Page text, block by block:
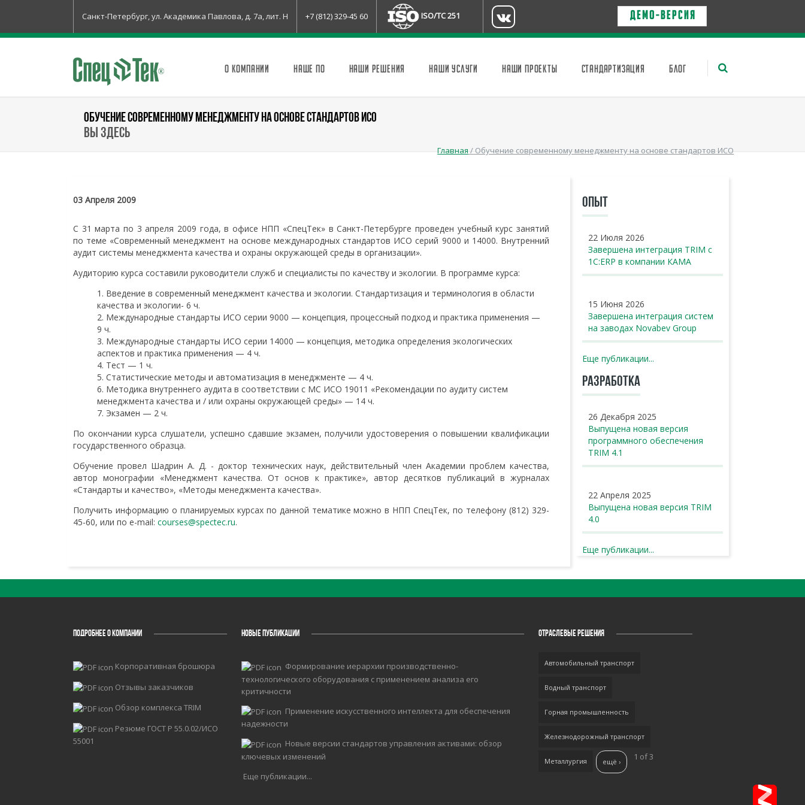
Санкт-Петербург, ул. Академика Павлова, д. 7а, лит. Н +7 (812) 329-45 60 ISO/TC 251 Д Е М О - в е р с и я
О КОМПАНИИ НАШЕ ПО НАШИ РЕШЕНИЯ НАШИ УСЛУГИ НАШИ ПРОЕКТЫ СТАНДАРТИЗАЦИЯ БЛОГ
ОБУЧЕНИЕ СОВРЕМЕННОМУ МЕНЕДЖМЕНТУ НА ОСНОВЕ СТАНДАРТОВ ИСО
Вы здесь
Главная/Обучение современному менеджменту на основе стандартов ИСО
03 Апреля 2009
С 31 марта по 3 апреля 2009 года, в офисе НПП «СпецТек» в Санкт-Петербурге проведен учебный курс занятий
по теме «Современный менеджмент на основе международных стандартов ИСО серий 9000 и 14000. Внутренний
аудит системы менеджмента качества и охраны окружающей среды в организации».
Аудиторию курса составили руководители служб и специалисты по качеству и экологии. В программе курса:
Введение в современный менеджмент качества и экологии. Стандартизация и терминология в области
качества и экологии- 6 ч.
Международные стандарты ИСО серии 9000 — концепция, процессный подход и практика применения —
9 ч.
Международные стандарты ИСО серии 14000 — концепция, методика определения экологических
аспектов и практика применения — 4 ч.
Тест — 1 ч.
Статистические методы и автоматизация в менеджменте — 4 ч.
Методика внутреннего аудита в соответствии с МС ИСО 19011 «Рекомендации по аудиту систем
менеджмента качества и / или охраны окружающей среды» — 14 ч.
Экзамен — 2 ч.
По окончании курса слушатели, успешно сдавшие экзамен, получили удостоверения о повышении квалификации
государственного образца.
Обучение провел Шадрин А. Д. - доктор технических наук, действительный член Академии проблем качества,
автор монографии «Менеджмент качества. От основ к практике», автор десятков публикаций в журналах
«Стандарты и качество», «Методы менеджмента качества».
Получить информацию о планируемых курсах по данной тематике можно в НПП СпецТек, по телефону (812) 329-
45-60, или по e-mail: courses@spectec.ru.
ОПЫТ
22 Июля 2026
Завершена интеграция TRIM с
1С:ERP в компании КАМА
15 Июня 2026
Завершена интеграция систем
на заводах Novabev Group
Еще публикации...
РАЗРАБОТКА
26 Декабря 2025
Выпущена новая версия
программного обеспечения
TRIM 4.1
22 Апреля 2025
Выпущена новая версия TRIM
4.0
Еще публикации...
ПОДРОБНЕЕ О КОМПАНИИ
Корпоративная брошюра
Отзывы заказчиков
Обзор комплекса TRIM
Резюме ГОСТ Р 55.0.02/ИСО
55001
НОВЫЕ ПУБЛИКАЦИИ
Формирование иерархии производственно-
технологического оборудования с применением анализа его
критичности
Применение искусственного интеллекта для обеспечения
надежности
Новые версии стандартов управления активами: обзор
ключевых изменений
Еще публикации...
ОТРАСЛЕВЫЕ РЕШЕНИЯ
Автомобильный транспорт
Водный транспорт
Горная промышленность
Железнодорожный транспорт
Металлургия 1 of 3
ещё ›